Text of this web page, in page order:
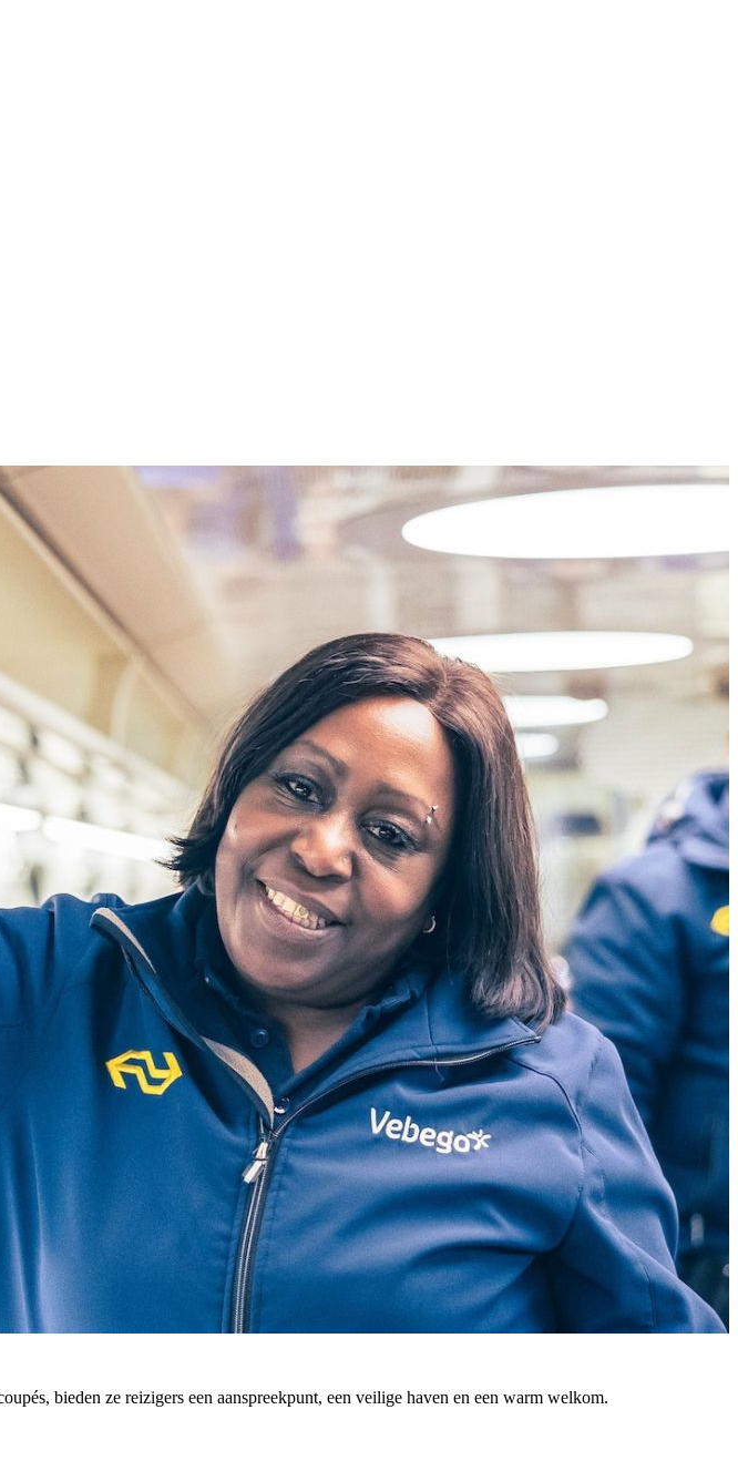
bieden ze reizigers een aanspreekpunt, een veilige haven en een warm welkom.